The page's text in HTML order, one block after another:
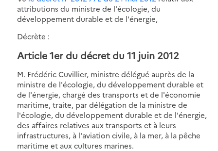
attributions du ministre de l'écologie, du
développement durable et de l'énergie,
Décrète :
Article 1er du décret du 11 juin 2012
M. Frédéric Cuvillier, ministre délégué auprès de la
ministre de l'écologie, du développement durable et
de l'énergie, chargé des transports et de l'économie
maritime, traite, par délégation de la ministre de
l'écologie, du développement durable et de l'énergie,
des affaires relatives aux transports et à leurs
infrastructures, à l'aviation civile, à la mer, à la pêche
maritime et aux cultures marines.